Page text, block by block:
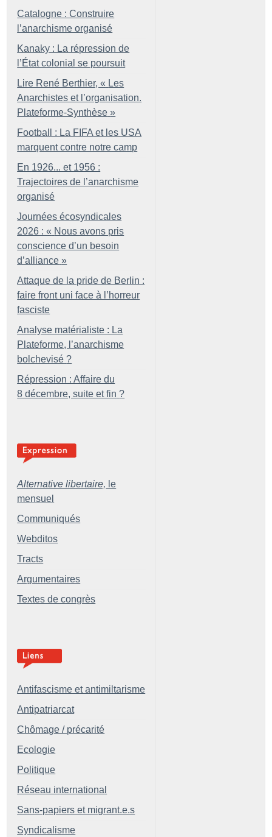
Catalogne : Construire
l’anarchisme organisé
Kanaky : La répression de
l’État colonial se poursuit
Lire René Berthier, « Les
Anarchistes et l’organisation.
Plateforme-Synthèse »
Football : La FIFA et les USA
marquent contre notre camp
En 1926... et 1956 :
Trajectoires de l’anarchisme
organisé
Journées écosyndicales
2026 : « Nous avons pris
conscience d’un besoin
d’alliance »
Attaque de la pride de Berlin :
faire front uni face à l’horreur
fasciste
Analyse matérialiste : La
Plateforme, l’anarchisme
bolchevisé ?
Répression : Affaire du
8 décembre, suite et fin ?
Alternative libertaire, le
mensuel
Communiqués
Webditos
Tracts
Argumentaires
Textes de congrès
Antifascisme et antimiltarisme
Antipatriarcat
Chômage / précarité
Ecologie
Politique
Réseau international
Sans-papiers et migrant.e.s
Syndicalisme